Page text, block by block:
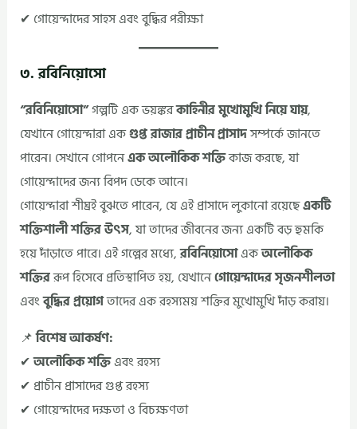
✔ গোয়েন্দাদের সাহস এবং বুদ্ধির পরীক্ষা
৩. রবিনিয়োসো
“রবিনিয়োসো”গল্পটি এক ভয়ঙ্করকাহিনীর মুখোমুখি নিয়ে যায়,
যেখানে গোয়েন্দারা একগুপ্ত রাজার প্রাচীন প্রাসাদসম্পর্কে জানতে
পারেন। সেখানে গোপনেএক অলৌকিক শক্তিকাজ করছে, যা
গোয়েন্দাদের জন্য বিপদ ডেকে আনে।
গোয়েন্দারা শীঘ্রই বুঝতে পারেন, যে এই প্রাসাদে লুকানো রয়েছেএকটি
শক্তিশালী শক্তির উৎস, যা তাদের জীবনের জন্য একটি বড় হুমকি
হয়ে দাঁড়াতে পারে। এই গল্পের মধ্যে,রবিনিয়োসোএকঅলৌকিক
শক্তিররূপ হিসেবে প্রতিস্থাপিত হয়, যেখানেগোয়েন্দাদের সৃজনশীলতা
এবংবুদ্ধির প্রয়োগতাদের এক রহস্যময় শক্তির মুখোমুখি দাঁড় করায়।
📌বিশেষ আকর্ষণ:
✔অলৌকিক শক্তিএবং রহস্য
✔ প্রাচীন প্রাসাদের গুপ্ত রহস্য
✔ গোয়েন্দাদের দক্ষতা ও বিচক্ষণতা